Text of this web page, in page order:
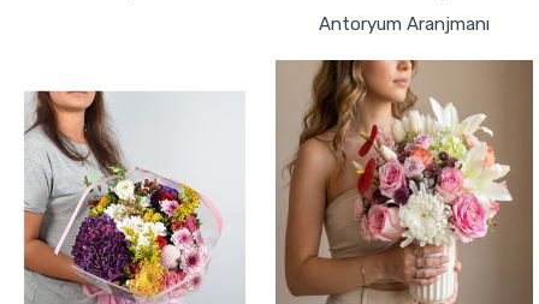
Antoryum Aranjmanı